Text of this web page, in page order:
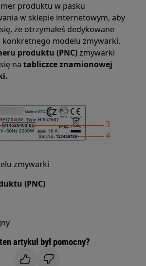
produktu w pasku
w sklepie internetowym, aby
że otrzymałeś dedykowane
konkretnego modelu zmywarki.
produktu (PNC)zmywarki
natabliczce znamionowej
zmywarki
(PNC)
artykuł był pomocny?